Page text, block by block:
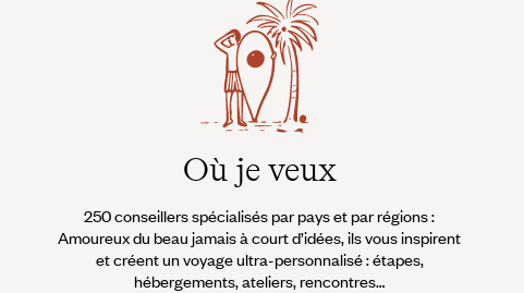
Où je veux
250 conseillers spécialisés par pays et par régions :
Amoureux du beau jamais à court d’idées, ils vous inspirent
et créent un voyage ultra-personnalisé : étapes,
hébergements, ateliers, rencontres…